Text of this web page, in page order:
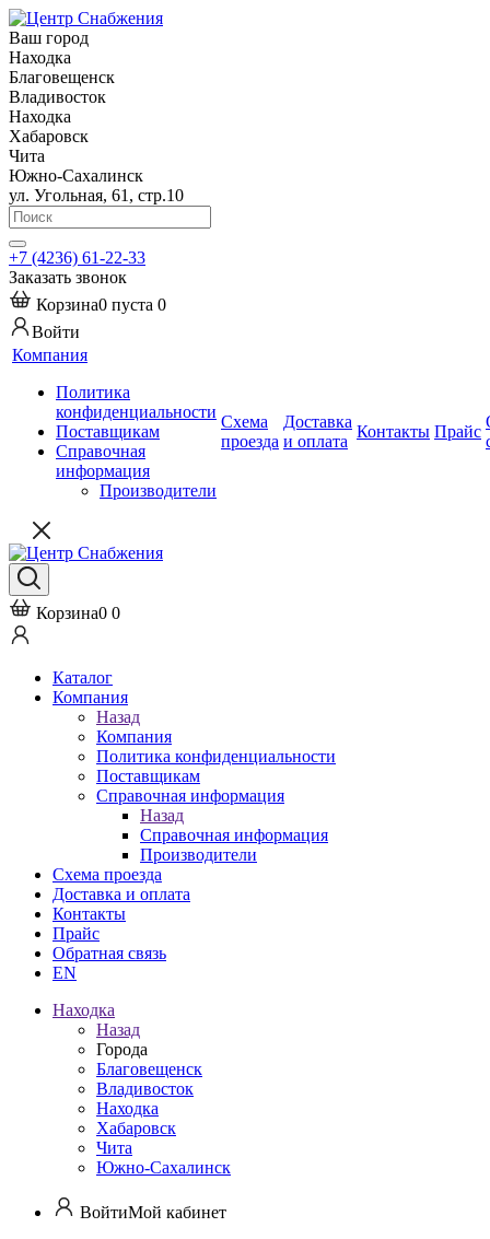
Ваш город
Находка
Благовещенск
Владивосток
Находка
Хабаровск
Чита
Южно-Сахалинск
ул. Угольная, 61, стр.10
+7 (4236) 61-22-33
Заказать звонок
Корзина0 пуста 0
Войти
Компания
Политика
конфиденциальности
Поставщикам
Справочная
информация
Производители
Схема
проезда
Доставка
и оплата
Контакты Прайс
Корзина0 0
Каталог
Компания
Назад
Компания
Политика конфиденциальности
Поставщикам
Справочная информация
Назад
Справочная информация
Производители
Схема проезда
Доставка и оплата
Контакты
Прайс
Обратная связь
EN
Находка
Назад
Города
Благовещенск
Владивосток
Находка
Хабаровск
Чита
Южно-Сахалинск
ВойтиМой кабинет